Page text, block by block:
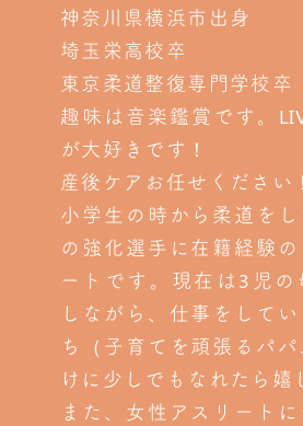
神奈川県横浜市出身
埼玉栄高校卒
東京柔道整復専門学校卒
趣味は音楽鑑賞です。
が大好きです！
産後ケアお任せください！
小学生の時から柔道を
の強化選手に在籍経験
ートです。現在は3児の
しながら、仕事をして
ち（子育てを頑張るパ
けに少しでもなれたら嬉
また、女性アスリート